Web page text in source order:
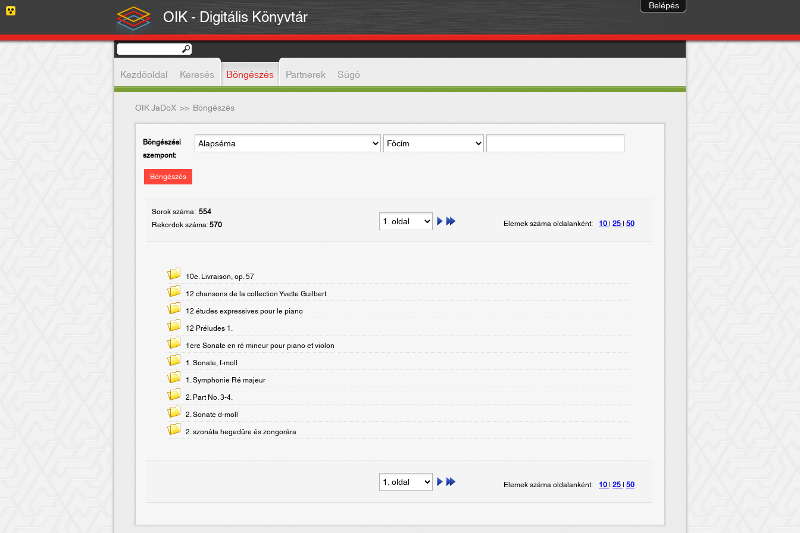
OIK - Digitális Könyvtár
Kezdőoldal Keresés Böngészés Partnerek Súgó
OIK JaDoX >> Böngészés
Belépés
Böngészési
szempont:
Böngészés
Sorok száma: 554
Rekordok száma:570 Elemek száma oldalanként: 10|25|50
10e. Livraison, op. 57
12 chansons de la collection Yvette Guilbert
12 études expressives pour le piano
12 Préludes 1.
1ere Sonate en ré mineur pour piano et violon
1. Sonate, f-moll
1. Symphonie Ré majeur
2. Part No. 3-4.
2. Sonate d-moll
2. szonáta hegedűre és zongorára
Elemek száma oldalanként: 10|25|50